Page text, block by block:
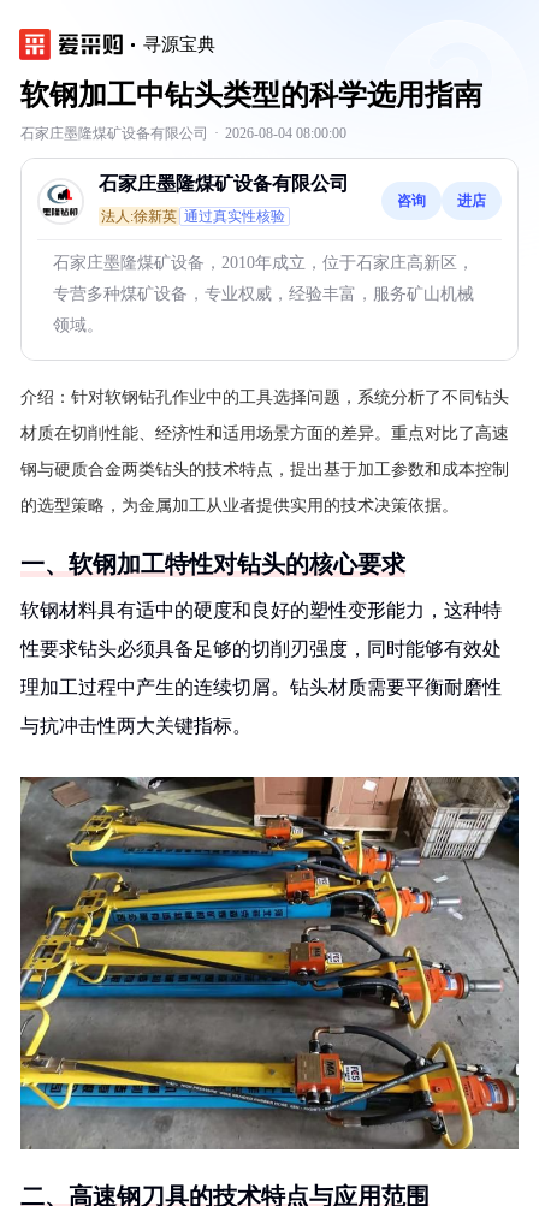
寻源宝典
软钢加工中钻头类型的科学选用指南
石家庄墨隆煤矿设备有限公司 · 2026-08-04 08:00:00
石家庄墨隆煤矿设备有限公司
法人:徐新英 通过真实性核验
咨询 进店
石家庄墨隆煤矿设备，2010年成立，位于石家庄高新区，
专营多种煤矿设备，专业权威，经验丰富，服务矿山机械
领域。
介绍： 针对软钢钻孔作业中的工具选择问题，系统分析了不同钻头
材质在切削性能、经济性和适用场景方面的差异。重点对比了高速
钢与硬质合金两类钻头的技术特点，提出基于加工参数和成本控制
的选型策略，为金属加工从业者提供实用的技术决策依据。
一、软钢加工特性对钻头的核心要求
软钢材料具有适中的硬度和良好的塑性变形能力，这种特
性要求钻头必须具备足够的切削刃强度，同时能够有效处
理加工过程中产生的连续切屑。钻头材质需要平衡耐磨性
与抗冲击性两大关键指标。
二、高速钢刀具的技术特点与应用范围